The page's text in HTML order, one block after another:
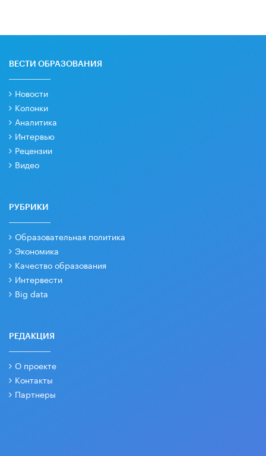
ВЕСТИ ОБРАЗОВАНИЯ
Новости
Колонки
Аналитика
Интервью
Рецензии
Видео
РУБРИКИ
Образовательная политика
Экономика
Качество образования
Интервести
Big data
РЕДАКЦИЯ
О проекте
Контакты
Партнеры